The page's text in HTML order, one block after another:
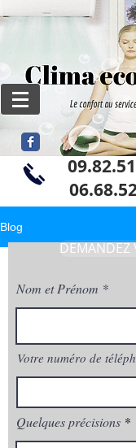
06
Blog
DEMANDEZ
Nom et Prénom
Votre numéro de
Quelques précisions